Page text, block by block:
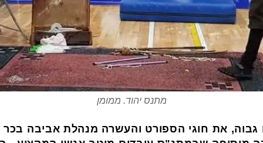
מתנס יהוד. ממומן
גבוה, את חוגי הספורט והעשרה מנהלת אביבה בכר